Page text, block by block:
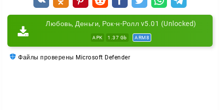
Любовь, Деньги, Рок-н-Ролл v5.01 (Unlocked)
APK 1.37 Gb ARM8
Файлы проверены Microsoft Defender